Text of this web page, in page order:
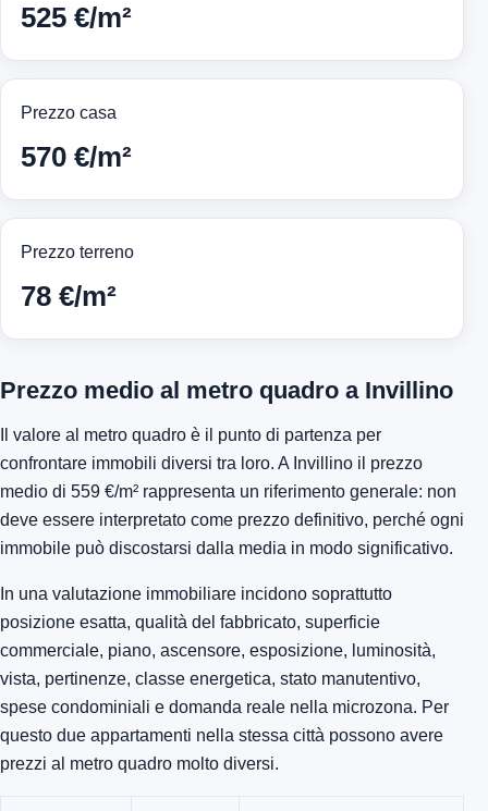
525 €/m²
Prezzo casa
570 €/m²
Prezzo terreno
78 €/m²
Prezzo medio al metro quadro a Invillino
Il valore al metro quadro è il punto di partenza per
confrontare immobili diversi tra loro. A Invillino il prezzo
medio di 559 €/m² rappresenta un riferimento generale: non
deve essere interpretato come prezzo definitivo, perché ogni
immobile può discostarsi dalla media in modo significativo.
In una valutazione immobiliare incidono soprattutto
posizione esatta, qualità del fabbricato, superficie
commerciale, piano, ascensore, esposizione, luminosità,
vista, pertinenze, classe energetica, stato manutentivo,
spese condominiali e domanda reale nella microzona. Per
questo due appartamenti nella stessa città possono avere
prezzi al metro quadro molto diversi.